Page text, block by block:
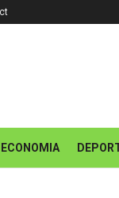
ECONOMIA